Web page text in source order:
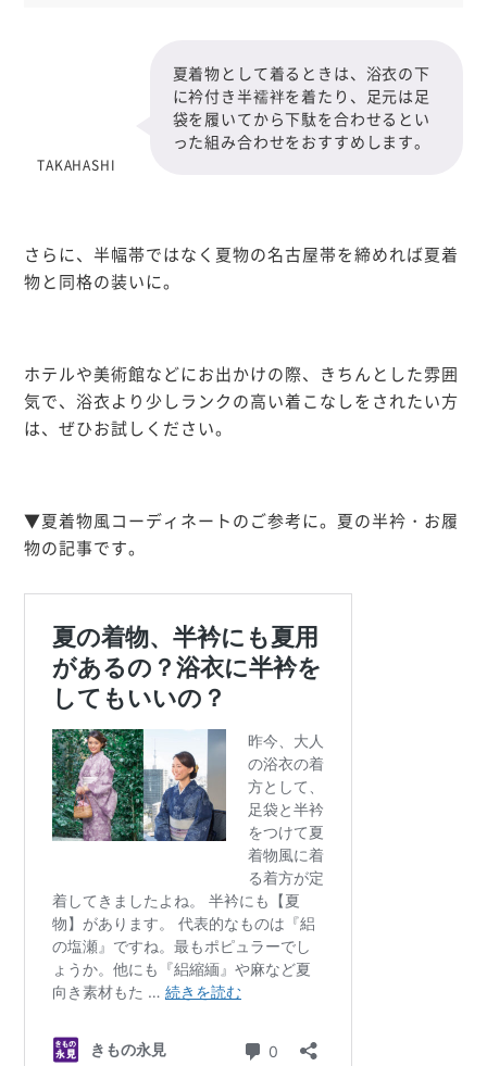
TAKAHASHI
夏着物として着るときは、浴衣の下
に衿付き半襦袢を着たり、足元は足
袋を履いてから下駄を合わせるとい
った組み合わせをおすすめします。
さらに、半幅帯ではなく夏物の名古屋帯を締めれば夏着
物と同格の装いに。
ホテルや美術館などにお出かけの際、きちんとした雰囲
気で、浴衣より少しランクの高い着こなしをされたい方
は、ぜひお試しください。
▼夏着物風コーディネートのご参考に。夏の半衿・お履
物の記事です。